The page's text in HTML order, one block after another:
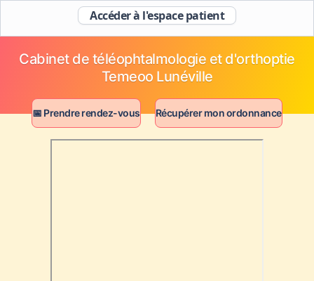
Accéder à l'espace patient
Cabinet de téléophtalmologie et d'orthoptie
Temeoo Lunéville
📅 Prendre rendez-vous Récupérer mon ordonnance